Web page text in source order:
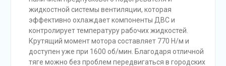
жидкостной системы вентиляции, которая
эффективно охлаждает компоненты ДВС и
контролирует температуру рабочих жидкостей.
Крутящий момент мотора составляет 770 Н/м и
доступен уже при 1600 об/мин. Благодаря отличной
тяге можно без проблем передвигаться в городских